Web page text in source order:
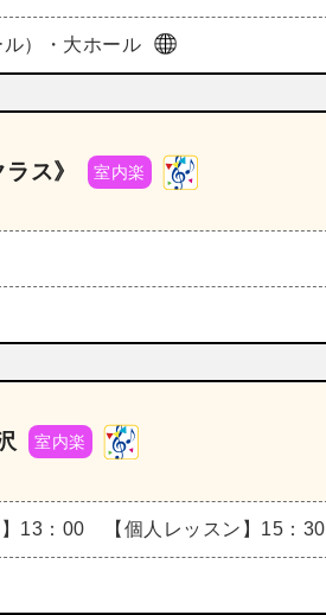
）・大ホール
ス》 室内楽
室内楽
】13：00 【個人レッスン】15：30